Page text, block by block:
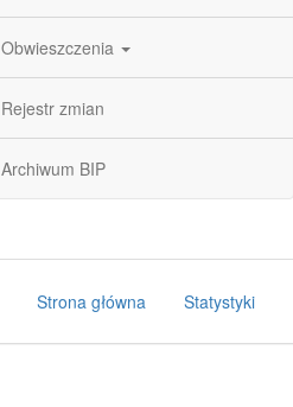
Obwieszczenia
Rejestr zmian
Archiwum BIP
Strona główna Statystyki